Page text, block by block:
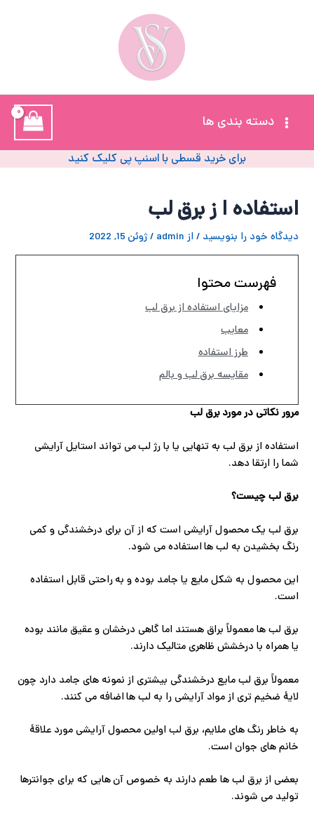
Menuدسته بندی ها
برای خرید قسطی با اسنپ پی کلیک کنید
استفاده ا ز برق لب
دیدگاه‌ خود را بنویسید / از admin
/ژوئن 15, 2022
فهرست محتوا
مزایای استفاده از برق لب
معایب
طرز استفاده
مقایسه برق لب و بالم
مرور نکاتی در مورد برق لب
استفاده از برق لب به تنهایی یا با رژ لب می تواند استایل آرایشی
شما را ارتقا دهد.
برق لب چیست؟
برق لب یک محصول آرایشی است که از آن برای درخشندگی و کمی
رنگ بخشیدن به لب ها استفاده می شود.
این محصول به شکل مایع یا جامد بوده و به راحتی قابل استفاده
است.
برق لب ها معمولاً براق هستند اما گاهی درخشان و عقیق مانند بوده
یا همراه با درخشش ظاهری متالیک دارند.
معمولاً برق لب مایع درخشندگی بیشتری از نمونه های جامد دارد چون
لایۀ ضخیم تری از مواد آرایشی را به لب ها اضافه می کنند.
به خاطر رنگ های ملایم، برق لب اولین محصول آرایشی مورد علاقۀ
خانم های جوان است.
بعضی از برق لب ها طعم دارند به خصوص آن هایی که برای جوانترها
تولید می شوند.